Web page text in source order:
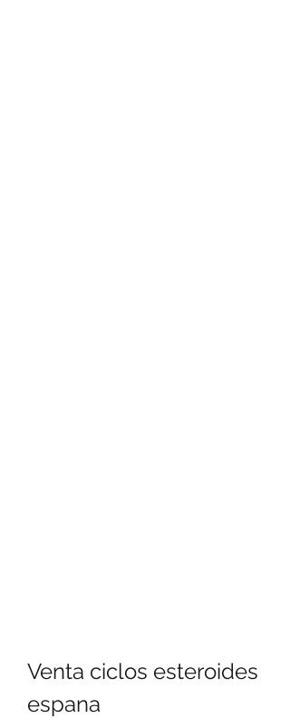
Venta ciclos esteroides
espana